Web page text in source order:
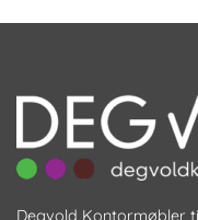
Degvold Kontormøbler